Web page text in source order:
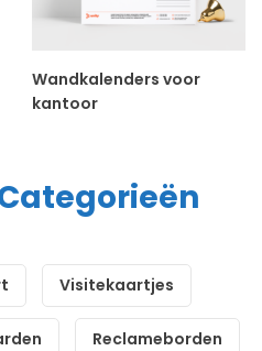
Wandkalenders voor
kantoor
Visitekaartjes
Reclameborden